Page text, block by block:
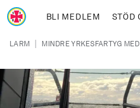
Hoppa till huvudinnehåll
BLI MEDLEM STÖD
Länkstig
LARM | MINDRE YRKESFARTYG